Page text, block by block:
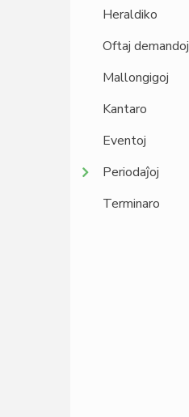
Heraldiko
Oftaj demandoj
Mallongigoj
Kantaro
Eventoj
Periodaĵoj
Terminaro